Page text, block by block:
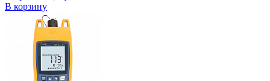
В корзину